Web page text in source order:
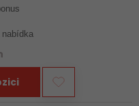
nabídka